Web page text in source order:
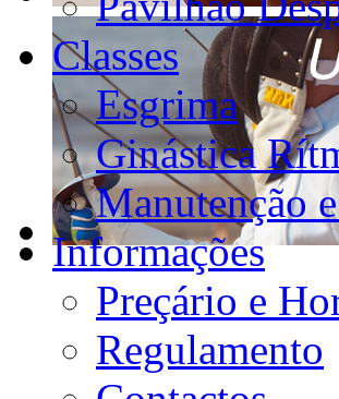
Classes
Esgrima
Ginástica
Manutenção
Informações
Preçário e
Regulamento